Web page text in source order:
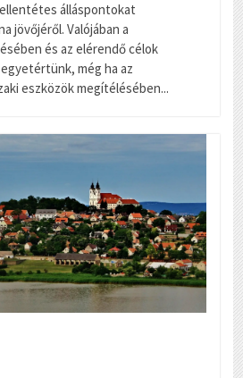
álláspontokat
jövőjéről. Valójában a
és az elérendő célok
még ha az
eszközök megítélésében...